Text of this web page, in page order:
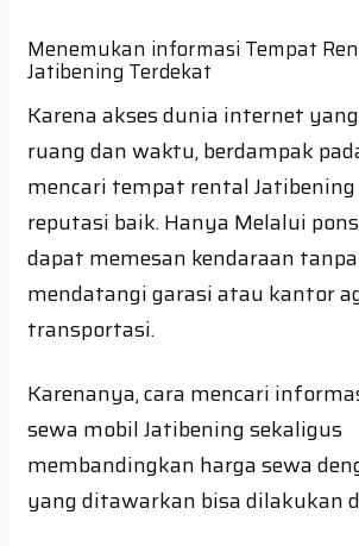
Menemukan informasi Tempat
Jatibening Terdekat
Karena akses dunia internet
ruang dan waktu, berdampak
mencari tempat rental
reputasi baik. Hanya Melalui
dapat memesan kendaraan
mendatangi garasi atau kantor
transportasi.
Karenanya, cara mencari
sewa mobil Jatibening sekaligus
membandingkan harga sewa
yang ditawarkan bisa dilakukan